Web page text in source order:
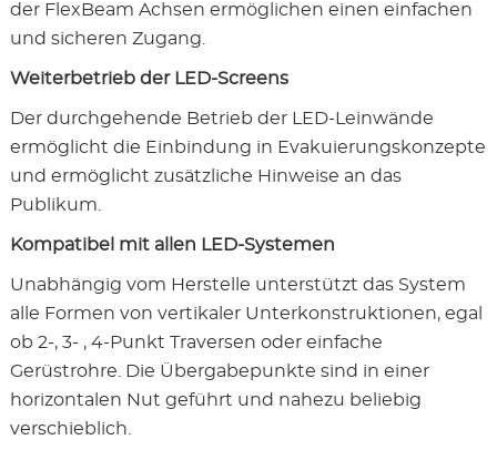
der FlexBeam Achsen ermöglichen einen einfachen
und sicheren Zugang.
Weiterbetrieb der LED-Screens
Der durchgehende Betrieb der LED-Leinwände
ermöglicht die Einbindung in Evakuierungskonzepte
und ermöglicht zusätzliche Hinweise an das
Publikum.
Kompatibel mit allen LED-Systemen
Unabhängig vom Herstelle unterstützt das System
alle Formen von vertikaler Unterkonstruktionen, egal
ob 2-, 3- , 4-Punkt Traversen oder einfache
Gerüstrohre. Die Übergabepunkte sind in einer
horizontalen Nut geführt und nahezu beliebig
verschieblich.